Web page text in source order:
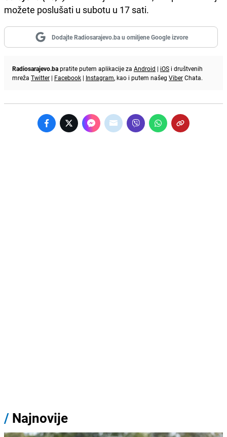
možete poslušati u subotu u 17 sati.
Dodajte Radiosarajevo.ba u omiljene Google izvore
Radiosarajevo.bapratite putem aplikacije za Android | iOS i društvenih
mreža Twitter | Facebook | Instagram, kao i putem našeg ViberChata.
/ Najnovije